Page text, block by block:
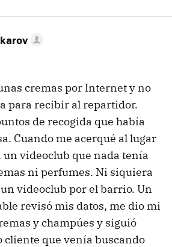
cremas por Internet y no
para recibir al repartidor.
de recogida que había
Cuando me acerqué al lugar
un videoclub que nada tenía
ni perfumes. Ni siquiera
videoclub por el barrio. Un
revisó mis datos, me dio mi
y champúes y siguió
cliente que venía buscando